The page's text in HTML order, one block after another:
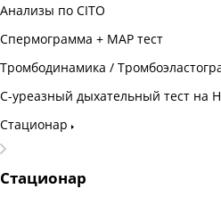
Анализы по CITO
Спермограмма + МАР тест
Тромбодинамика /
С-уреазный дыхательный тест на
Стационар
Стационар